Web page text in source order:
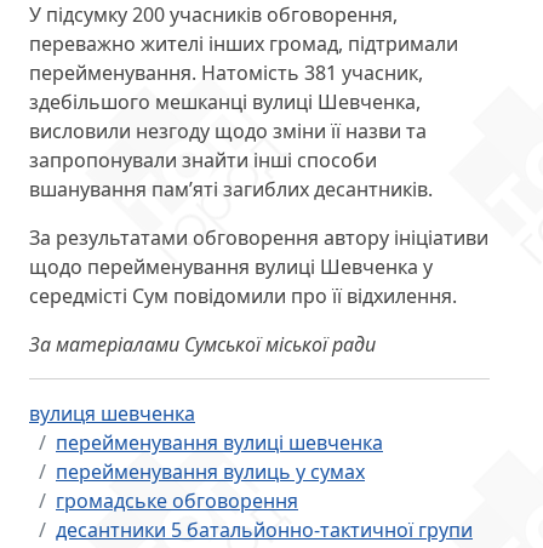
У підсумку 200 учасників обговорення,
переважно жителі інших громад, підтримали
перейменування. Натомість 381 учасник,
здебільшого мешканці вулиці Шевченка,
висловили незгоду щодо зміни її назви та
запропонували знайти інші способи
вшанування пам’яті загиблих десантників.
За результатами обговорення автору ініціативи
щодо перейменування вулиці Шевченка у
середмісті Сум повідомили про її відхилення.
За матеріалами Сумської міської ради
вулиця шевченка
перейменування вулиці шевченка
перейменування вулиць у сумах
громадське обговорення
десантники 5 батальйонно-тактичної групи